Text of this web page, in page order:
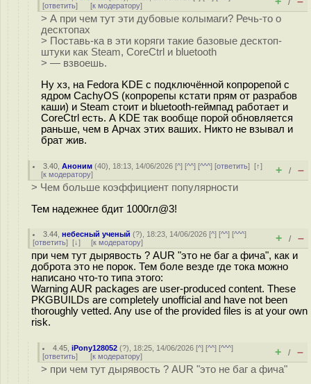
[ответить] [к модератору] /
> А при чем тут эти дубовые колымаги? Речь-то о
десктопах
> Поставь-ка в эти коряги такие базовые десктоп-
штуки как Steam, CoreCtrl и bluetooth
> — взвоешь.
Ну хз, на Fedora KDE с подключённой копрорепой с
ядром CachyOS (копрорепы кстати прям от разрабов
каши) и Steam стоит и bluetooth-геймпад работает и
CoreCtrl есть. А KDE так вообще порой обновляется
раньше, чем в Арчах этих ваших. Никто не взывал и
брат жив.
3.40 ,Аноним (40), 18:13, 14/06/2026 [^] [^^] [^^^] [ответить][↑]
[к модератору] + / –
> Чем больше коэффициент популярности
Тем надежнее бдит 1000гл@3!
3.44 ,небесный ученый (?), 18:23, 14/06/2026 [^] [^^] [^^^]
[ответить] [↓] [к модератору] + / –
при чем тут дырявость ? AUR "это не баг а фича", как и
доброта это не порок. Тем боле везде где тока можно
написано что-то типа этого:
Warning AUR packages are user-produced content. These
PKGBUILDs are completely unofficial and have not been
thoroughly vetted. Any use of the provided files is at your own
risk.
4.45 ,iPony128052 (?), 18:25, 14/06/2026 [^] [^^] [^^^]
[ответить] [к модератору] + / –
> при чем тут дырявость ? AUR "это не баг а фича"